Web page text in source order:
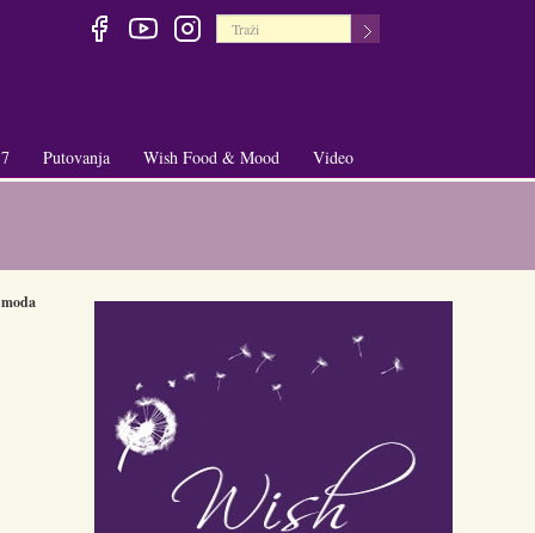
+
Putovanja
+
Wish Food & Mood Video
moda